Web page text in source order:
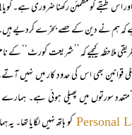
اس طبقے کو مطمئن رکھنا ضروری ہے۔
کہ ہم نے دین کے حصے بخرے کردیے
ملاحظہ کیجیے کہ ’’شریعت کورٹ‘‘ کے
قوانین بھی اس کی حدودِ کار میں
سورتوں میں پھیلی ہوئی ہے۔
Personal کو ہاتھ نہیں لگایا